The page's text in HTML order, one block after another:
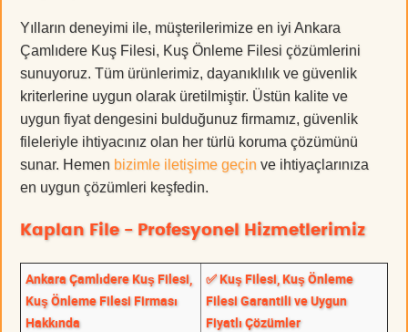
Yılların deneyimi ile, müşterilerimize en iyi Ankara
Çamlıdere Kuş Filesi, Kuş Önleme Filesi çözümlerini
sunuyoruz. Tüm ürünlerimiz, dayanıklılık ve güvenlik
kriterlerine uygun olarak üretilmiştir. Üstün kalite ve
uygun fiyat dengesini bulduğunuz firmamız, güvenlik
fileleriyle ihtiyacınız olan her türlü koruma çözümünü
sunar. Hemen bizimle iletişime geçin ve ihtiyaçlarınıza
en uygun çözümleri keşfedin.
Kaplan File - Profesyonel Hizmetlerimiz
Ankara Çamlıdere Kuş Filesi,
Kuş Önleme Filesi Firması
Hakkında
✅ Kuş Filesi, Kuş Önleme
Filesi Garantili ve Uygun
Fiyatlı Çözümler